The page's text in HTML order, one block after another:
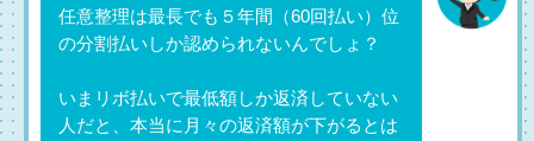
任意整理は最長でも５年間（60回払い）位
の分割払いしか認められないんでしょ？
いまリボ払いで最低額しか返済していない
人だと、本当に月々の返済額が下がるとは